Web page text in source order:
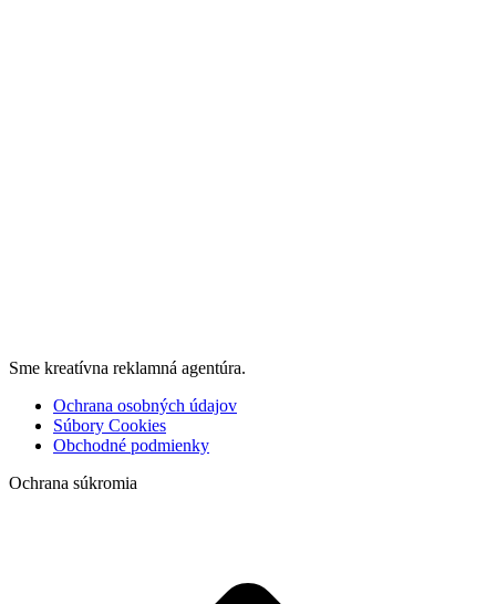
Sme kreatívna reklamná agentúra.
Ochrana osobných údajov
Súbory Cookies
Obchodné podmienky
Ochrana súkromia